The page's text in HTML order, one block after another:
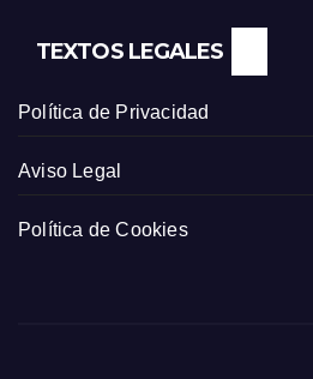
TEXTOS LEGALES
Política de Privacidad
Aviso Legal
Política de Cookies